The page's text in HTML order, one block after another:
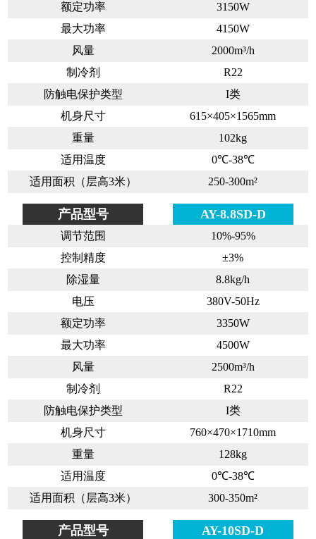
额定功率
最大功率
风量
制冷剂
防触电保护类型
机身尺寸
重量
适用温度
适用面积（层高3米）
3150W
4150W
2000m³/h
R22
I类
615×405×1565mm
102kg
0℃-38℃
250-300m²
产品型号
调节范围
控制精度
除湿量
电压
额定功率
最大功率
风量
制冷剂
防触电保护类型
机身尺寸
重量
适用温度
适用面积（层高3米）
AY-8.8SD-D
10%-95%
±3%
8.8kg/h
380V-50Hz
3350W
4500W
2500m³/h
R22
I类
760×470×1710mm
128kg
0℃-38℃
300-350m²
产品型号 AY-10SD-D